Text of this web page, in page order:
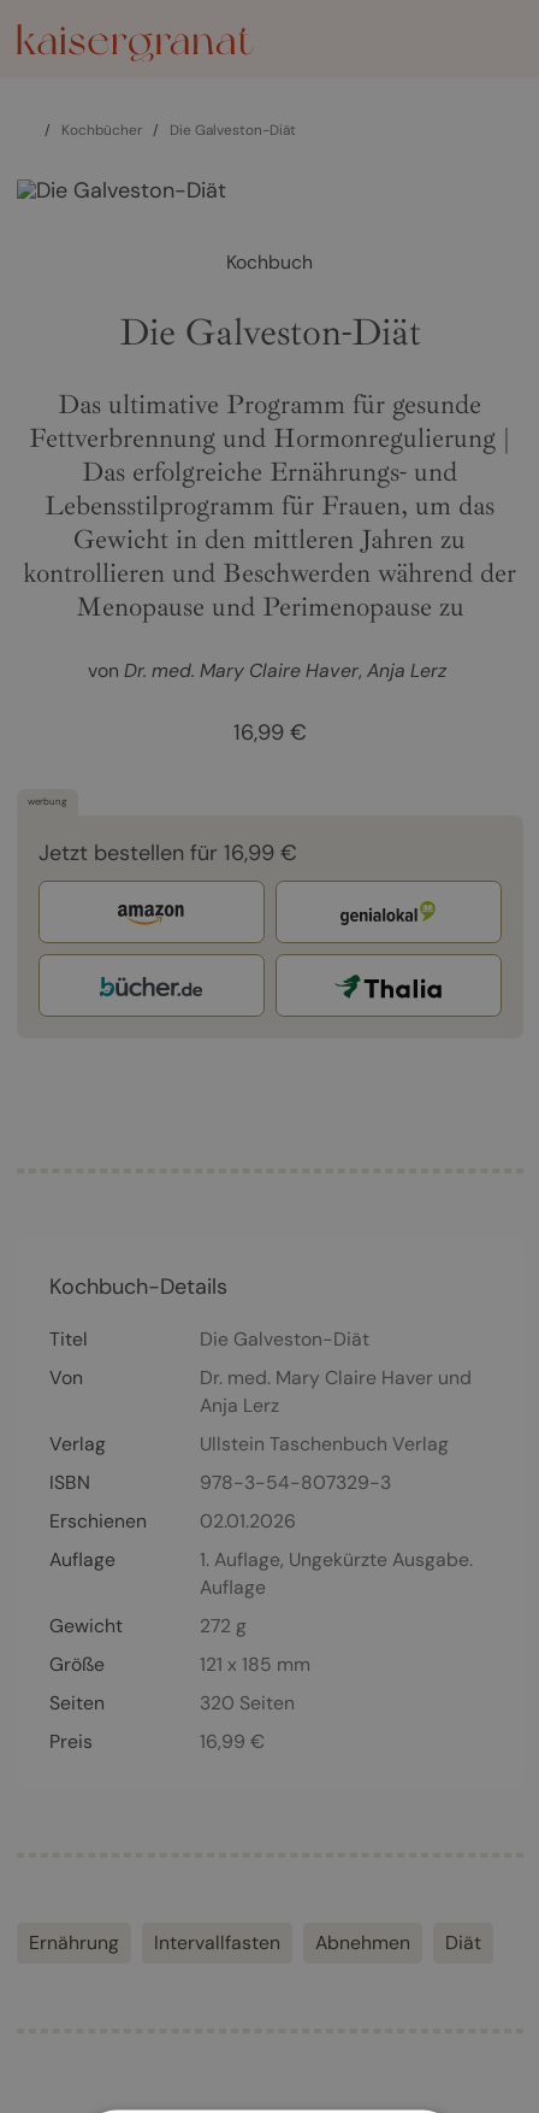
/ Kochbücher / Die Galveston-Diät
Kochbuch
Die Galveston-Diät
Das ultimative Programm für gesunde
Fettverbrennung und Hormonregulierung |
Das erfolgreiche Ernährungs- und
Lebensstilprogramm für Frauen, um das
Gewicht in den mittleren Jahren zu
kontrollieren und Beschwerden während der
Menopause und Perimenopause zu
vonDr. med. Mary Claire Haver Anja Lerz
16,99 €
werbung
Jetzt bestellen für 16,99 €
Kochbuch-Details
Titel
Die Galveston-Diät
Von
Dr. med. Mary Claire Haverund
Anja Lerz
Verlag
Ullstein Taschenbuch Verlag
ISBN
978-3-54-807329-3
Erschienen
02.01.2026
Auflage
1. Auflage, Ungekürzte Ausgabe.
Auflage
Gewicht
272 g
Größe
121 x 185 mm
Seiten
320 Seiten
Preis
16,99 €
Ernährung Intervallfasten Abnehmen Diät